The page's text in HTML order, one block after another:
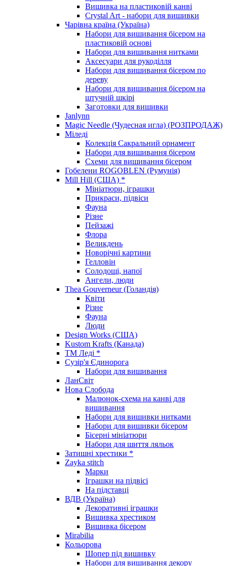
Вишивка на пластиковій канві
Crystal Art - набори для вишивки
Чарівна країна (Україна)
Набори для вишивання бісером на
пластиковій основі
Набори для вишивання нитками
Аксесуари для рукоділля
Набори для вишивання бісером по
дереву
Набори для вишивання бісером на
штучній шкірі
Заготовки для вишивки
Janlynn
Magic Needle (Чудесная игла) (РОЗПРОДАЖ)
Міледі
Колекція Сакральний орнамент
Набори для вишивання бісером
Схеми для вишивання бісером
Гобелени ROGOBLEN (Румунія)
Mill Hill (США) *
Мініатюри, іграшки
Прикраси, підвіси
Фауна
Різне
Пейзажі
Флора
Великдень
Новорічні картини
Гелловін
Солодощі, напої
Ангели, люди
Thea Gouverneur (Голандія)
Квіти
Різне
Фауна
Люди
Design Works (США)
Kustom Krafts (Канада)
ТМ Леді *
Сузір'я Єдинорога
Набори для вишивання
ЛанСвіт
Нова Слобода
Малюнок-схема на канві для
вишивання
Набори для вишивки нитками
Набори для вишивки бісером
Бісерні мініатюри
Набори для шиття ляльок
Затишні хрестики *
Zayka stitch
Марки
Іграшки на підвісі
На підставці
ВДВ (Україна)
Декоративні іграшки
Вишивка хрестиком
Вишивка бісером
Mirabilia
Кольорова
Шопер під вишивку
Набори для вишивання декору